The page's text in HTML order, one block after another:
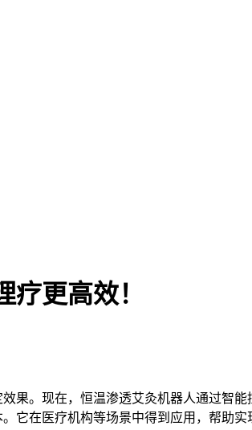
更高效！
果。现在，恒温渗透艾灸机器人通过智
它在医疗机构等场景中得到应用，帮助